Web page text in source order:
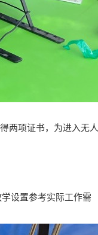
两项证书，为进入无人
设置参考实际工作需